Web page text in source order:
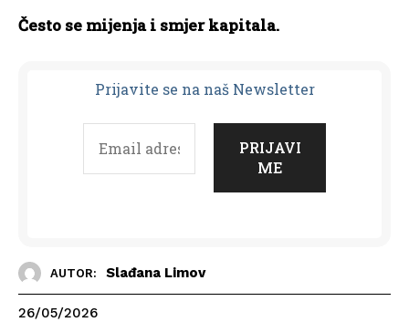
Često se mijenja i smjer kapitala.
Prijavite se na naš Newsletter
AUTOR: Slađana Limov
26/05/2026